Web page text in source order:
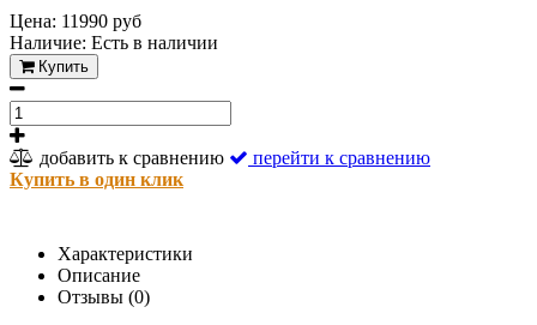
Цена: 11990 руб
Наличие: Есть в наличии
Купить
добавить к сравнению
перейти к сравнению
Купить в один клик
Характеристики
Описание
Отзывы (0)